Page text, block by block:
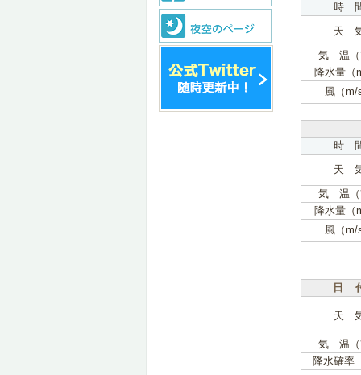
時
天
気 温
降水量（
風（m/
時
天
気 温
降水量（
風（m/
日
天
気 温
降水確率